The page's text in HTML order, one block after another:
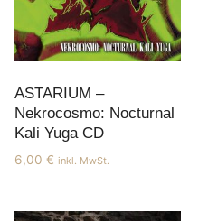
ASTARIUM –
Nekrocosmo: Nocturnal
Kali Yuga CD
6,00 € inkl. MwSt.